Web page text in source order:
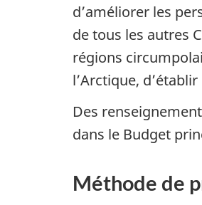
d’améliorer les
de tous les autres
régions
l’Arctique,
Des
dans le Budget
Méthode de